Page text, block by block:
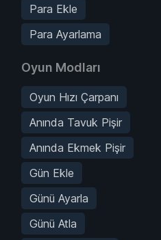
Para Ekle
Para Ayarlama
Oyun Modları
Oyun Hızı Çarpanı
Anında Tavuk Pişir
Anında Ekmek Pişir
Gün Ekle
Günü Ayarla
Günü Atla